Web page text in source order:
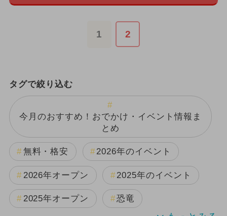
1 2
タグで絞り込む
今月のおすすめ！おでかけ・イベント情報ま
とめ
無料・格安 2026年のイベント
2026年オープン 2025年のイベント
2025年オープン 恐竜